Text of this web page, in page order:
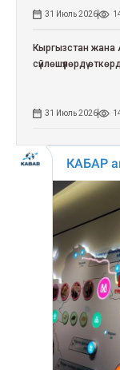
31 Июль 2026
Кыргызстан жана
сүйлөшүүлөрдү
31 Июль 2026